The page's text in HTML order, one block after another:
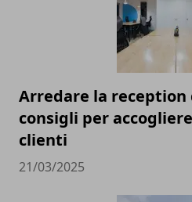
Arredare la reception
consigli per
clienti
21/03/2025